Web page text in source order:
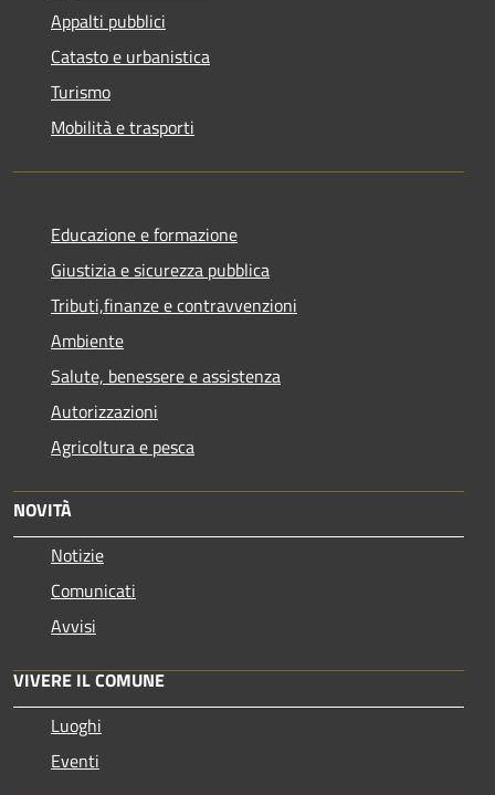
Appalti pubblici
Catasto e urbanistica
Turismo
Mobilità e trasporti
Educazione e formazione
Giustizia e sicurezza pubblica
Tributi,finanze e contravvenzioni
Ambiente
Salute, benessere e assistenza
Autorizzazioni
Agricoltura e pesca
NOVITÀ
Notizie
Comunicati
Avvisi
VIVERE IL COMUNE
Luoghi
Eventi